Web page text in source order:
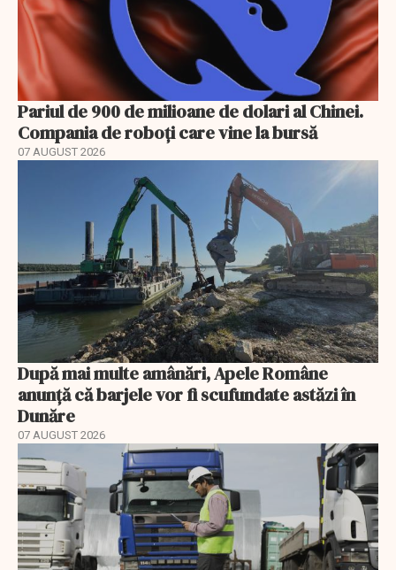
Pariul de 900 de milioane de dolari al Chinei.
Compania de roboți care vine la bursă
07 AUGUST 2026
După mai multe amânări, Apele Române
anunță că barjele vor fi scufundate astăzi în
Dunăre
07 AUGUST 2026